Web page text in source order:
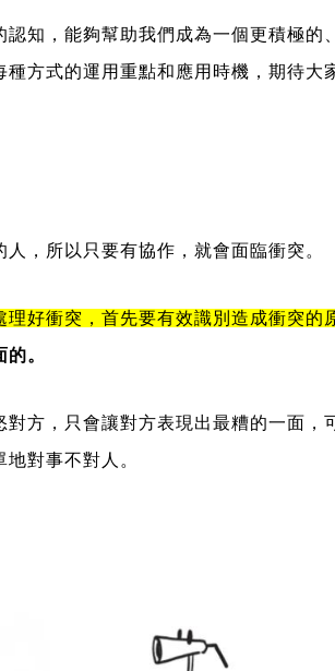
知，能夠幫助我們成為一個更積極的
方式的運用重點和應用時機，期待大
，所以只要有協作，就會面臨衝突。
理好衝突，首先要有效識別造成衝突的
。
方，只會讓對方表現出最糟的一面，
對事不對人。